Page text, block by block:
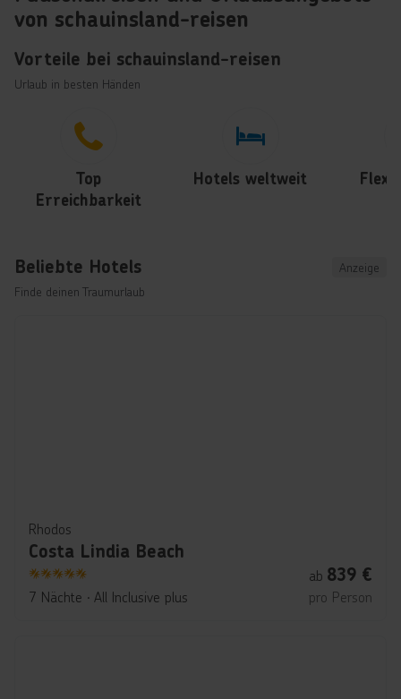
von schauinsland-reisen
Vorteile bei schauinsland-reisen
Urlaub in besten Händen
Top
Erreichbarkeit
Hotels weltweit
Beliebte Hotels
Anzeige
Finde deinen Traumurlaub
Rhodos
Costa Lindia Beach
5
7 Nächte ∙ All Inclusive plus
ab 839 €
pro Person